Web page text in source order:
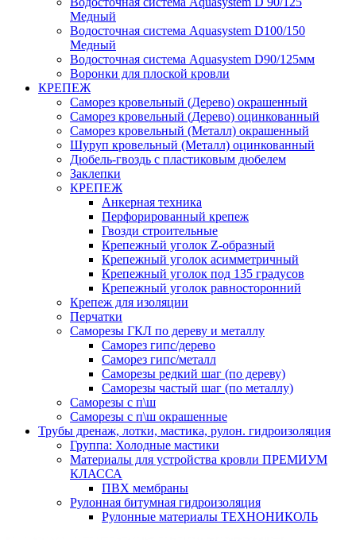
Медный
Водосточная система Aquasystem D100/150
Медный
Водосточная система Aquasystem D90/125мм
Воронки для плоской кровли
КРЕПЕЖ
Саморез кровельный (Дерево) окрашенный
Саморез кровельный (Дерево) оцинкованный
Саморез кровельный (Металл) окрашенный
Шуруп кровельный (Металл) оцинкованный
Дюбель-гвоздь с пластиковым дюбелем
Заклепки
КРЕПЕЖ
Анкерная техника
Перфорированный крепеж
Гвозди строительные
Крепежный уголок Z-образный
Крепежный уголок асимметричный
Крепежный уголок под 135 градусов
Крепежный уголок равносторонний
Крепеж для изоляции
Перчатки
Саморезы ГКЛ по дереву и металлу
Саморез гипс/дерево
Саморез гипс/металл
Саморезы редкий шаг (по дереву)
Саморезы частый шаг (по металлу)
Саморезы с п\ш
Саморезы с п\ш окрашенные
Трубы дренаж, лотки, мастика, рулон. гидроизоляция
Группа: Холодные мастики
Материалы для устройства кровли ПРЕМИУМ
КЛАССА
ПВХ мембраны
Рулонная битумная гидроизоляция
Рулонные материалы ТЕХНОНИКОЛЬ